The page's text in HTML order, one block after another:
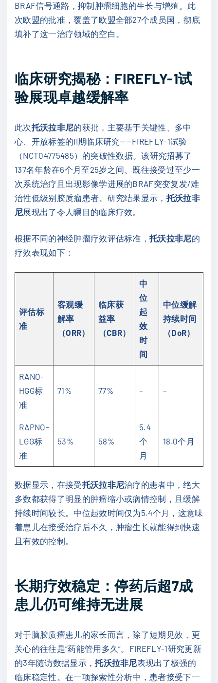
BRAF信号通路，抑制肿瘤细胞的生长与增殖。此
次欧盟的批准，覆盖了欧盟全部27个成员国，彻底
填补了这一治疗领域的空白。
临床研究揭秘：FIREFLY-1试
验展现卓越缓解率
此次托沃拉非尼的获批，主要基于关键性、多中
心、开放标签的II期临床研究——FIREFLY-1试验
（NCT04775485）的突破性数据。该研究招募了
137名年龄在6个月至25岁之间、既往接受过至少一
次系统治疗且出现影像学进展的BRAF突变复发/难
治性低级别胶质瘤患者。研究结果显示， 托沃拉非
尼展现出了令人瞩目的临床疗效。
根据不同的神经肿瘤疗效评估标准，托沃拉非尼的
疗效表现如下：
评估标
准
客观缓
解率
（ORR）
临床获
益率
（CBR）
中
位
起
效
时
间
中位缓解
持续时间
（DoR）
RANO-
HGG标
准
71% 77% – –
RAPNO-
LGG标
准
53% 58%
5.4
个
月
18.0个月
数据显示，在接受托沃拉非尼治疗的患者中，绝大
多数都获得了明显的肿瘤缩小或病情控制，且缓解
持续时间较长。中位起效时间仅为5.4个月，这意味
着患儿在接受治疗后不久，肿瘤生长就能得到快速
且有效的控制。
长期疗效稳定：停药后超7成
患儿仍可维持无进展
对于脑胶质瘤患儿的家长而言，除了短期见效，更
关心的往往是“药能管用多久”。FIREFLY-1研究更新
的3年随访数据显示，托沃拉非尼表现出了极强的
临床稳定性。在一项探索性分析中，患者接受下一